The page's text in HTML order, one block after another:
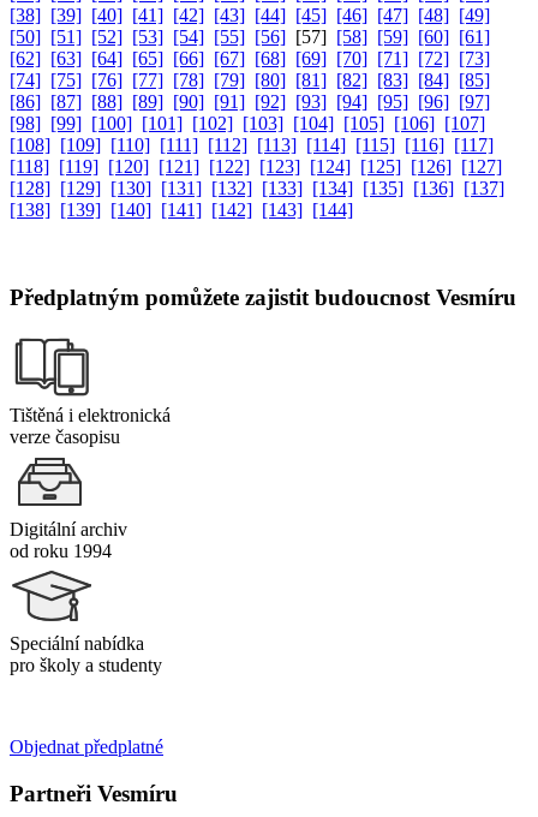
[38] [39] [40] [41] [42] [43] [44] [45] [46] [47] [48] [49]
[50] [51] [52] [53] [54] [55] [56] [57] [58] [59] [60] [61]
[62] [63] [64] [65] [66] [67] [68] [69] [70] [71] [72] [73]
[74] [75] [76] [77] [78] [79] [80] [81] [82] [83] [84] [85]
[86] [87] [88] [89] [90] [91] [92] [93] [94] [95] [96] [97]
[98] [99] [100] [101] [102] [103] [104] [105] [106] [107]
[108] [109] [110] [111] [112] [113] [114] [115] [116] [117]
[118] [119] [120] [121] [122] [123] [124] [125] [126] [127]
[128] [129] [130] [131] [132] [133] [134] [135] [136] [137]
[138] [139] [140] [141] [142] [143] [144]
Předplatným pomůžete zajistit budoucnost Vesmíru
Tištěná i elektronická
verze časopisu
Digitální archiv
od roku 1994
Speciální nabídka
pro školy a studenty
Objednat předplatné
Partneři Vesmíru